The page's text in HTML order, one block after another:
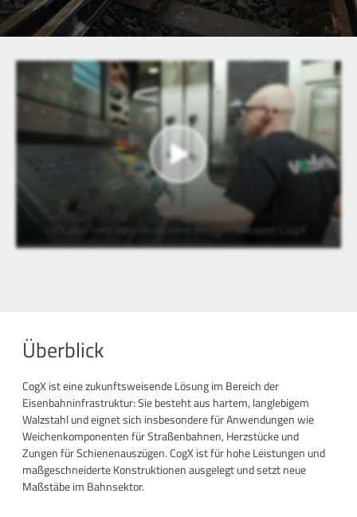
Überblick
CogX ist eine zukunftsweisende Lösung im Bereich der
Eisenbahninfrastruktur: Sie besteht aus hartem, langlebigem
Walzstahl und eignet sich insbesondere für Anwendungen wie
Weichenkomponenten für Straßenbahnen, Herzstücke und
Zungen für Schienenauszügen. CogX ist für hohe Leistungen und
maßgeschneiderte Konstruktionen ausgelegt und setzt neue
Maßstäbe im Bahnsektor.